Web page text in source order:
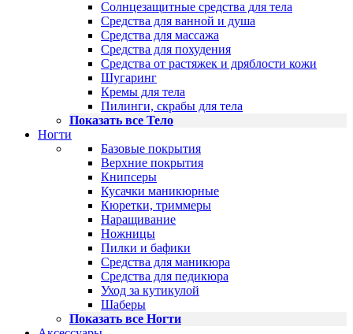
Солнцезащитные средства для тела
Средства для ванной и душа
Средства для массажа
Средства для похудения
Средства от растяжек и дряблости кожи
Шугаринг
Кремы для тела
Пилинги, скрабы для тела
Показать все Тело
Ногти
Базовые покрытия
Верхние покрытия
Книпсеры
Кусачки маникюрные
Кюретки, триммеры
Наращивание
Ножницы
Пилки и бафики
Средства для маникюра
Средства для педикюра
Уход за кутикулой
Шаберы
Показать все Ногти